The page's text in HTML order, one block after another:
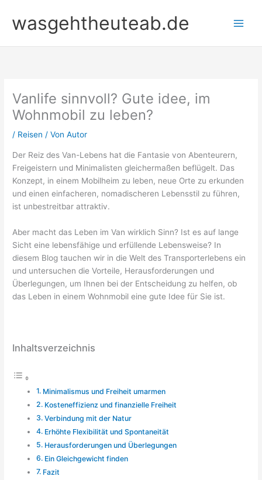
Inhalt
springen
wasgehtheuteab.de
Vanlife sinnvoll? Gute idee, im
Wohnmobil zu leben?
/ Reisen / VonAutor
Der Reiz des Van-Lebens hat die Fantasie von Abenteurern,
Freigeistern und Minimalisten gleichermaßen beflügelt. Das
Konzept, in einem Mobilheim zu leben, neue Orte zu erkunden
und einen einfacheren, nomadischeren Lebensstil zu führen,
ist unbestreitbar attraktiv.
Aber macht das Leben im Van wirklich Sinn? Ist es auf lange
Sicht eine lebensfähige und erfüllende Lebensweise? In
diesem Blog tauchen wir in die Welt des Transporterlebens ein
und untersuchen die Vorteile, Herausforderungen und
Überlegungen, um Ihnen bei der Entscheidung zu helfen, ob
das Leben in einem Wohnmobil eine gute Idee für Sie ist.
Inhaltsverzeichnis
Minimalismus und Freiheit umarmen
Kosteneffizienz und finanzielle Freiheit
Verbindung mit der Natur
Erhöhte Flexibilität und Spontaneität
Herausforderungen und Überlegungen
Ein Gleichgewicht finden
Fazit